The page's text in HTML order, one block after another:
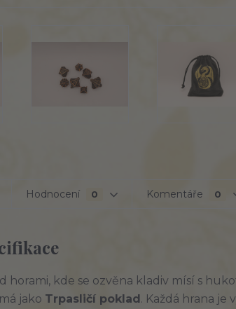
Hodnocení 0 Komentáře 0
horami, kde se ozvěna kladiv mísí s
jako Trpasličí poklad. Každá hrana je